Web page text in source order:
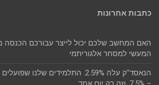
כתבות אחרונות
האם המחשב שלכם יכול לייצר עבורכם הכנסה
המעשי למסחר אלגוריתמי
הנאסד"ק עלה 2.59%. התלמידים שלנו